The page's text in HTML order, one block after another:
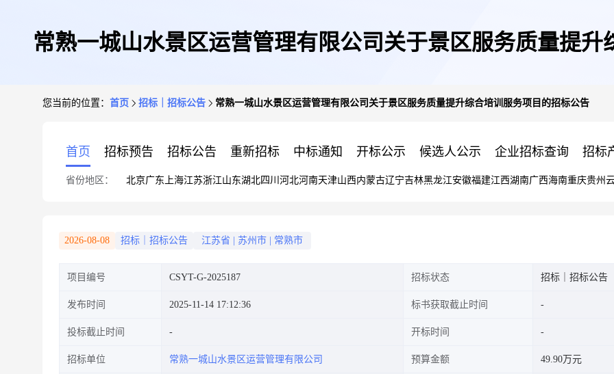
常熟一城山水景区运营管理有限公司关于景区服务质量提
您当前的位置： 首页 招标｜招标公告 常熟一城山水景区运营管理有限公司关于景区服务质量提升综合培训服务项目的招标公告
首页 招标预告 招标公告 重新招标 中标通知 开标公示 候选人公示 企业招标查询 招标
省份地区： 北京广东 上海江苏浙江山东湖北四川 河北河南天津山西内蒙古辽宁吉林黑龙江安徽福建江西湖南广西海南重庆贵州
2026-08-08 招标｜招标公告 江苏省 苏州市 常熟市
项目编号 CSYT-G-2025187 招标状态 招标｜招标公告
发布时间 2025-11-14 17:12:36 标书获取截止时间
投标截止时间 开标时间
招标单位 常熟一城山水景区运营管理有限公司 预算金额 49.90万元